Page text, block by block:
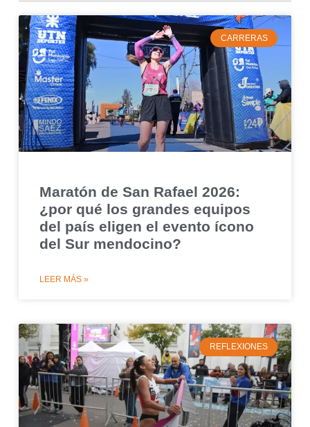
CARRERAS
Maratón de San Rafael 2026:
¿por qué los grandes equipos
del país eligen el evento ícono
del Sur mendocino?
LEER MÁS »
REFLEXIONES